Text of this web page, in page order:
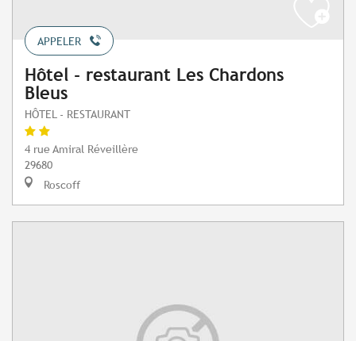
APPELER
Hôtel - restaurant Les Chardons
Bleus
HÔTEL - RESTAURANT
4 rue Amiral Réveillère
29680
Roscoff